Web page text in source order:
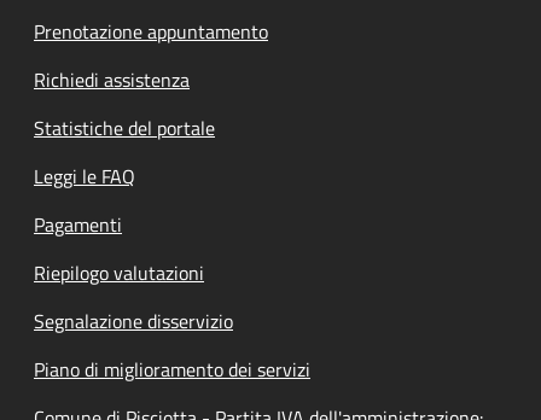
Prenotazione appuntamento
Richiedi assistenza
Statistiche del portale
Leggi le FAQ
Pagamenti
Riepilogo valutazioni
Segnalazione disservizio
Piano di miglioramento dei servizi